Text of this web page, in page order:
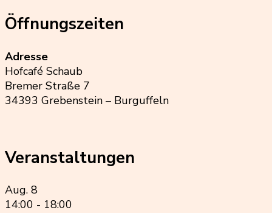
Öffnungszeiten
Adresse
Hofcafé Schaub
Bremer Straße 7
34393 Grebenstein – Burguffeln
Veranstaltungen
Aug. 8
14:00 - 18:00